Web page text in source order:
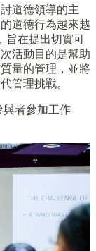
道德領導的主
道德行為越來越
旨在提出切實可
活動目的是幫助
量的管理，並將
管理挑戰。
者參加工作